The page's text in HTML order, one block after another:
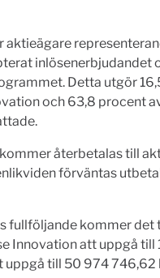
aktieägare
inlösenerbjudandet
Detta utgör
och 63,8 procent
återbetalas till
förväntas
fullföljande kommer det
Innovation att uppgå till
till 50 974 746,62